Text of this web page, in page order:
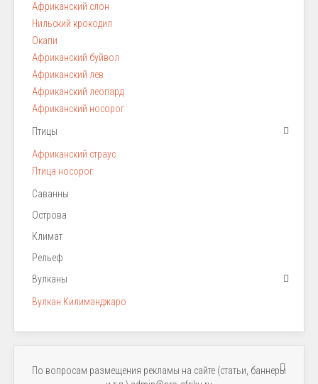
Африканский слон
Нильский крокодил
Окапи
Африканский буйвол
Африканский лев
Африканский леопард
Африканский носорог
Птицы
Африканский страус
Птица носорог
Саванны
Острова
Климат
Рельеф
Вулканы
Вулкан Килиманджаро
По вопросам размещения рекламы на сайте (статьи, баннеры